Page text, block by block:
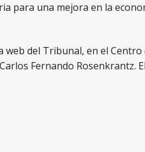
para una mejora en la
del Tribunal, en el Centro
Fernando Rosenkrantz.